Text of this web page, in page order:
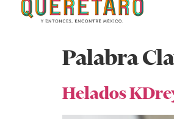
Palabra
Helados